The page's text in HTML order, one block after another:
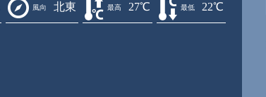
風向 北東 最高 27℃ 最低 22℃